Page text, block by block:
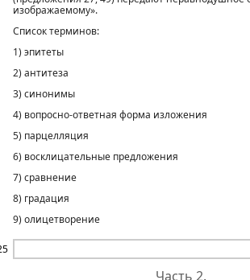
изображаемому».
Список терминов:
1) эпитеты
2) антитеза
3) синонимы
4) вопросно-ответная форма изложения
5) парцелляция
6) восклицательные предложения
7) сравнение
8) градация
9) олицетворение
Часть 2.